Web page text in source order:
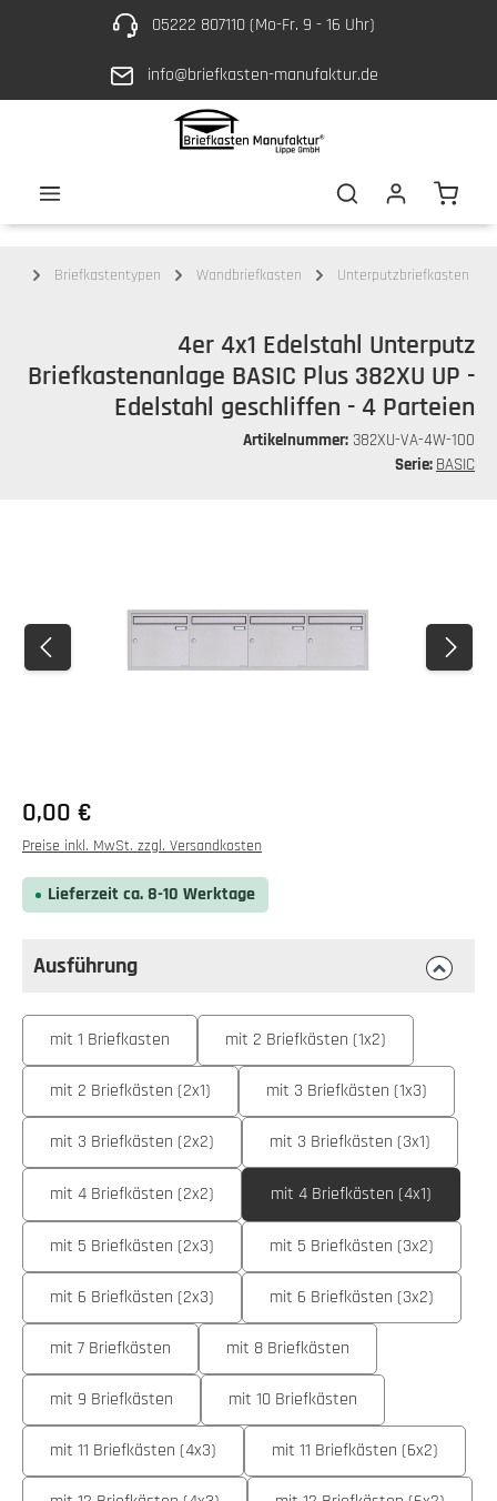
Zum Hauptinhalt springen05222 807110 (Mo-Fr. 9 - 16 Uhr)
info@briefkasten-manufaktur.de
Briefkastentypen Wandbriefkasten Unterputzbriefkasten
4er 4x1 Edelstahl Unterputz
Briefkastenanlage BASIC Plus 382XU UP -
Edelstahl geschliffen - 4 Parteien
Artikelnummer: 382XU-VA-4W-100
Serie: BASIC
0,00 €
Preise inkl. MwSt. zzgl. Versandkosten
Lieferzeit ca. 8-10 Werktage
Ausführung
Ausführungauswählen
mit 1 Briefkasten mit 2 Briefkästen (1x2)
mit 2 Briefkästen (2x1) mit 3 Briefkästen (1x3)
mit 3 Briefkästen (2x2) mit 3 Briefkästen (3x1)
mit 4 Briefkästen (2x2) mit 4 Briefkästen (4x1)
mit 5 Briefkästen (2x3) mit 5 Briefkästen (3x2)
mit 6 Briefkästen (2x3) mit 6 Briefkästen (3x2)
mit 7 Briefkästen mit 8 Briefkästen
mit 9 Briefkästen mit 10 Briefkästen
mit 11 Briefkästen (4x3) mit 11 Briefkästen (6x2)